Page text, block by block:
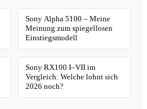
Sony Alpha 5100 – Meine
Meinung zum spiegellosen
Einstiegsmodell
Sony RX100 I–VII im
Vergleich: Welche lohnt sich
2026 noch?